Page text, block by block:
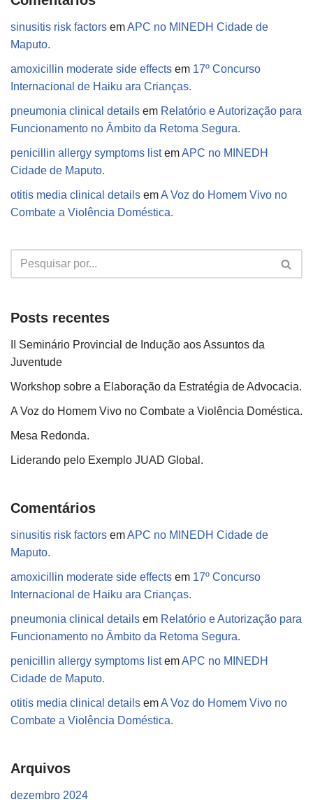
sinusitis risk factors emAPC no MINEDH Cidade de
Maputo.
amoxicillin moderate side effects em 17º Concurso
Internacional de Haiku ara Crianças.
pneumonia clinical details em Relatório e Autorização para
Funcionamento no Âmbito da Retoma Segura.
penicillin allergy symptoms listemAPC no MINEDH
Cidade de Maputo.
otitis media clinical details emA Voz do Homem Vivo no
Combate a Violência Doméstica.
Posts recentes
II Seminário Provincial de Indução aos Assuntos da
Juventude
Workshop sobre a Elaboração da Estratégia de Advocacia.
A Voz do Homem Vivo no Combate a Violência Doméstica.
Mesa Redonda.
Liderando pelo Exemplo JUAD Global.
Comentários
sinusitis risk factors emAPC no MINEDH Cidade de
Maputo.
amoxicillin moderate side effects em 17º Concurso
Internacional de Haiku ara Crianças.
pneumonia clinical details em Relatório e Autorização para
Funcionamento no Âmbito da Retoma Segura.
penicillin allergy symptoms listemAPC no MINEDH
Cidade de Maputo.
otitis media clinical details emA Voz do Homem Vivo no
Combate a Violência Doméstica.
Arquivos
dezembro 2024